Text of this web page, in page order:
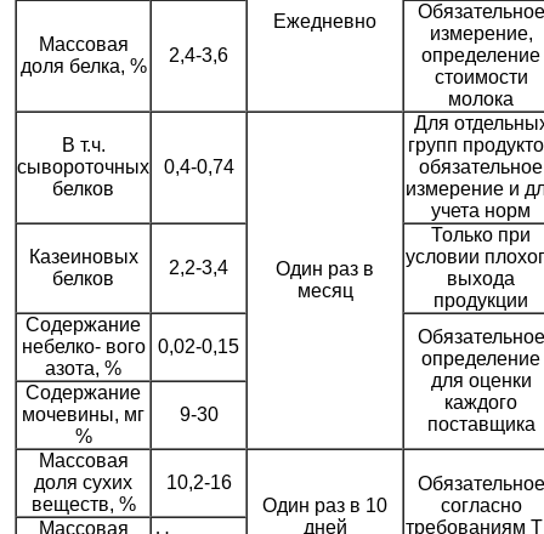
Ежедневно
Массовая
доля белка, %
2,4-3,6
Обязательное
измерение,
определение
стоимости
молока
В т.ч.
сывороточных
белков
0,4-0,74
Один раз в
месяц
Для
групп
обязательное
измерение и
учета норм
Казеиновых
белков
2,2-3,4
Только при
условии
выхода
продукции
Содержание
небелко- вого
азота, %
0,02-0,15
Обязательное
определение
для оценки
каждого
поставщика
Содержание
мочевины, мг
%
9-30
Массовая
доля сухих
веществ, %
10,2-16
Один раз в 10
дней
Обязательное
согласно
требованиям
Массовая